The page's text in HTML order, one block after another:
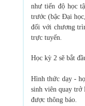
như tiến độ học
trước (bậc Đại
đối với chương
trực tuyến.
Học kỳ 2 sẽ bắt
Hình thức dạy -
sinh viên quay
được thông báo.